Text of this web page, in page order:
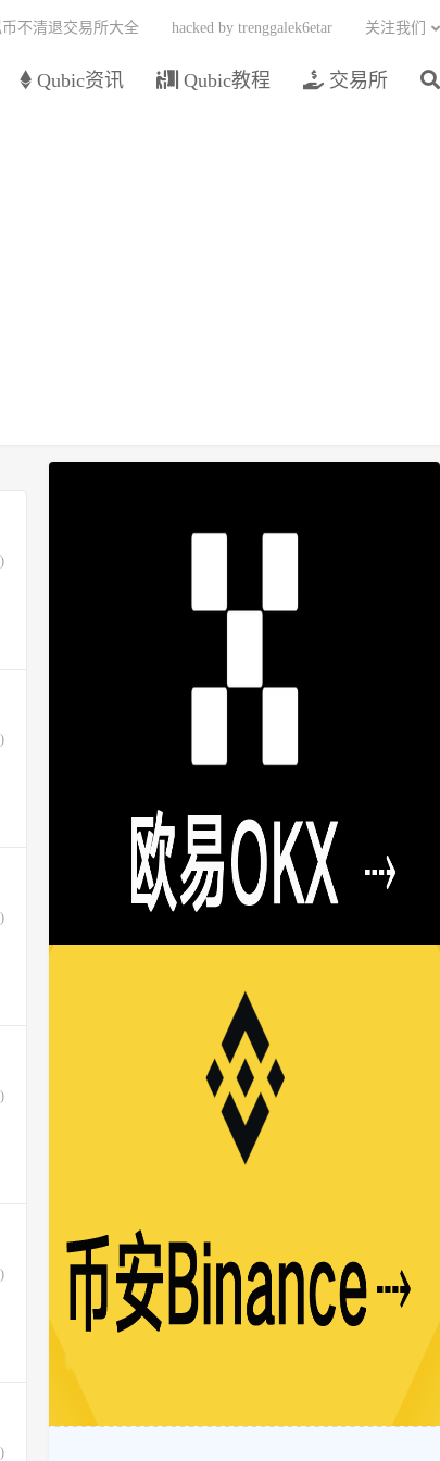
Qubic资讯 Qubic教程 交易所
币不清退交易所大全 hacked by trenggalek6etar 关注我们
)
)
)
)
)
)